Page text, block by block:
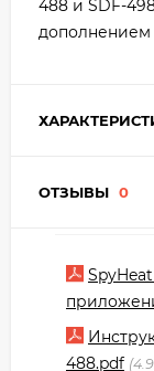
488 и SDF-
дополнением
ОТЗЫВЫ 0
488.pdf